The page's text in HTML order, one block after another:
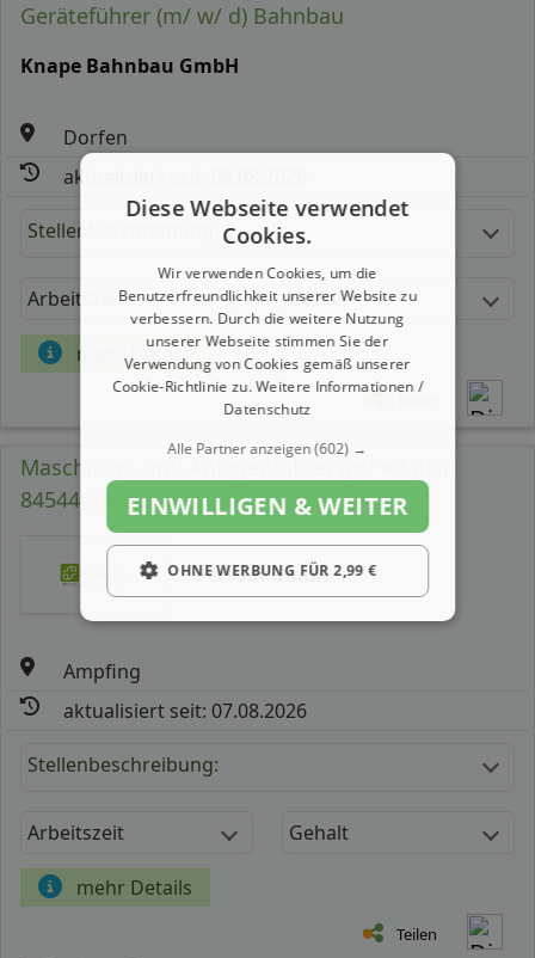
Geräteführer (m/ w/ d) Bahnbau
Knape Bahnbau GmbH
Dorfen
aktualisiert seit: 08.08.2026
Stellenbeschreibung:
Arbeitszeit Gehalt
mehr Details
Maschinen- und Anlagenführer (m/ w/ d) in
84544 Aschau am Inn
Persodi GmbH
Ampfing
aktualisiert seit: 07.08.2026
Stellenbeschreibung:
Arbeitszeit Gehalt
mehr Details
Teilen
Diese Webseite verwendet
Cookies.
Wir verwenden Cookies, um die
Benutzerfreundlichkeit unserer Website zu
verbessern. Durch die weitere Nutzung
unserer Webseite stimmen Sie der
Verwendung von Cookies gemäß unserer
Cookie-Richtlinie zu.Weitere Informationen /
Datenschutz
Alle Partner anzeigen(602) →
EINWILLIGEN & WEITER
OHNE WERBUNG FÜR 2,99 €